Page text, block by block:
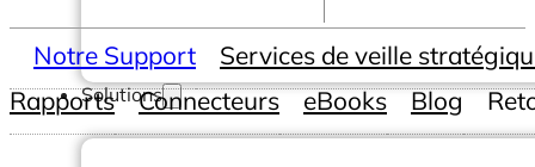
Solutions
Notre Support
Services de veille
Rapports
Connecteurs eBooks Blog